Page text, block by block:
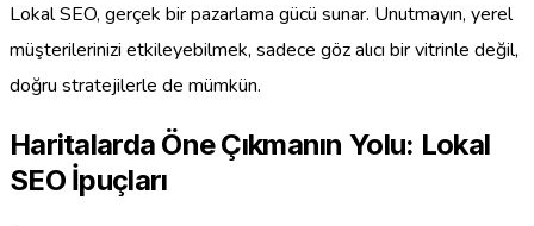
Lokal SEO, gerçek bir pazarlama gücü sunar. Unutmayın, yerel
müşterilerinizi etkileyebilmek, sadece göz alıcı bir vitrinle değil,
doğru stratejilerle de mümkün.
Haritalarda Öne Çıkmanın Yolu: Lokal
SEO İpuçları